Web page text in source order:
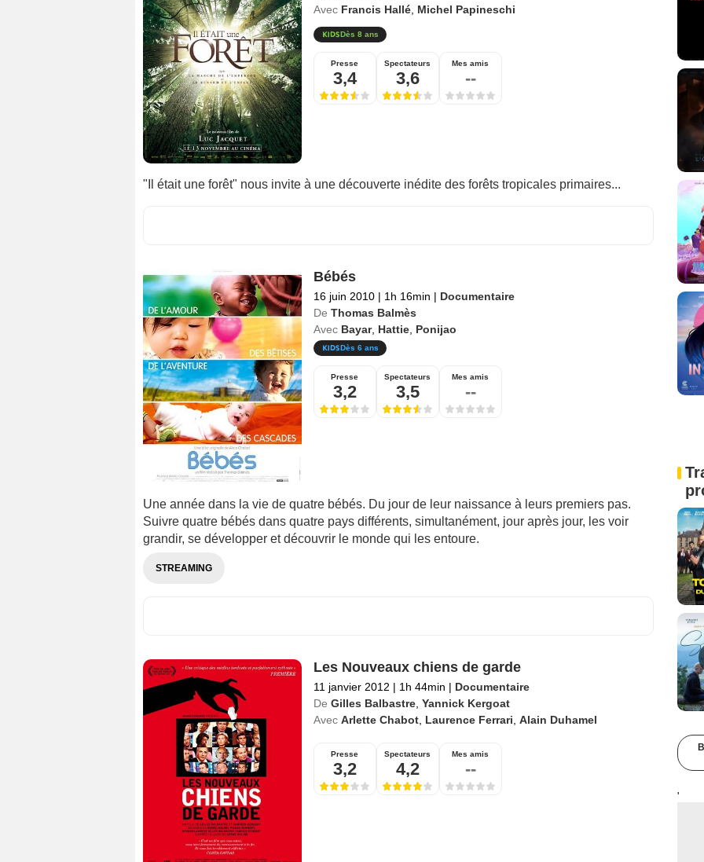
Avec Francis Hallé, Michel Papineschi
Dès 8 ans
Presse
3,4
Spectateurs
3,6
Mes amis
--
"Il était une forêt" nous invite à une découverte inédite des forêts tropicales primaires...
Bébés
16 juin 2010 | 1h 16min | Documentaire
De Thomas Balmès
Avec Bayar, Hattie, Ponijao
Dès 6 ans
Presse
3,2
Spectateurs
3,5
Mes amis
--
Une année dans la vie de quatre bébés. Du jour de leur naissance à leurs premiers pas.
Suivre quatre bébés dans quatre pays différents, simultanément, jour après jour, les voir
grandir, se développer et découvrir le monde qui les entoure.
STREAMING
Les Nouveaux chiens de garde
11 janvier 2012 | 1h 44min | Documentaire
De Gilles Balbastre, Yannick Kergoat
Avec Arlette Chabot, Laurence Ferrari Alain Duhamel
Presse
3,2
Spectateurs
4,2
Mes amis
--
'